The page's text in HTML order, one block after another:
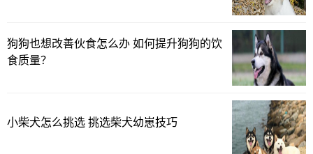
狗狗也想改善伙食怎么办 如何提升狗狗的饮
食质量？
小柴犬怎么挑选 挑选柴犬幼崽技巧